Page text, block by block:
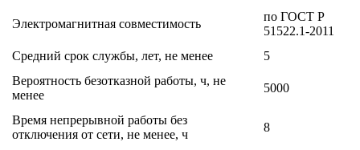
Электромагнитная совместимость
по ГОСТ Р
51522.1-2011
Средний срок службы, лет, не менее
5
Вероятность безотказной работы, ч, не
менее
5000
Время непрерывной работы без
отключения от сети, не менее, ч
8